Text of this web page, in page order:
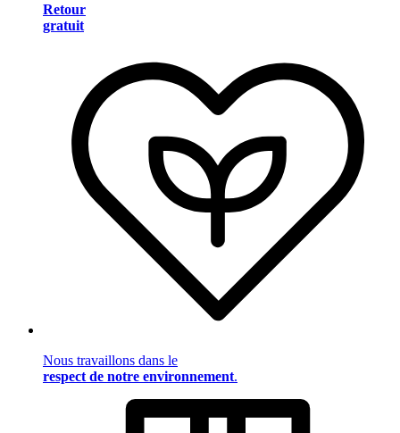
Retour
gratuit
Nous travaillons dans le
respect de notre environnement.